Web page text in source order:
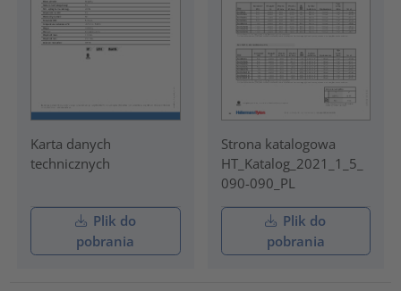
Karta danych
technicznych
Plik do
pobrania
Strona katalogowa
HT_Katalog_2021_1_5_
090-090_PL
Plik do
pobrania